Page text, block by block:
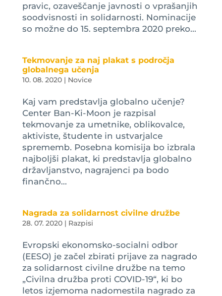
pravic, ozaveščanje javnosti o vprašanjih
soodvisnosti in solidarnosti. Nominacije
so možne do 15. septembra 2020 preko...
Tekmovanje za naj plakat s področja
globalnega učenja
10. 08. 2020| Novice
Kaj vam predstavlja globalno učenje?
Center Ban-Ki-Moon je razpisal
tekmovanje za umetnike, oblikovalce,
aktiviste, študente in ustvarjalce
sprememb. Posebna komisija bo izbrala
najboljši plakat, ki predstavlja globalno
državljanstvo, nagrajenci pa bodo
finančno...
Nagrada za solidarnost civilne družbe
28. 07. 2020| Razpisi
Evropski ekonomsko-socialni odbor
(EESO) je začel zbirati prijave za nagrado
za solidarnost civilne družbe na temo
„Civilna družba proti COVID-19“, ki bo
letos izjemoma nadomestila nagrado za